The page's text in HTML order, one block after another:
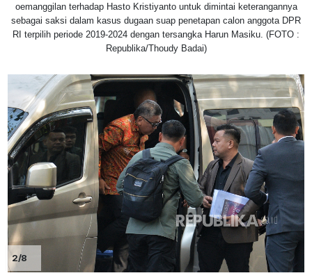
oemanggilan terhadap Hasto Kristiyanto untuk dimintai keterangannya
sebagai saksi dalam kasus dugaan suap penetapan calon anggota DPR
RI terpilih periode 2019-2024 dengan tersangka Harun Masiku. (FOTO :
Republika/Thoudy Badai)
2/8